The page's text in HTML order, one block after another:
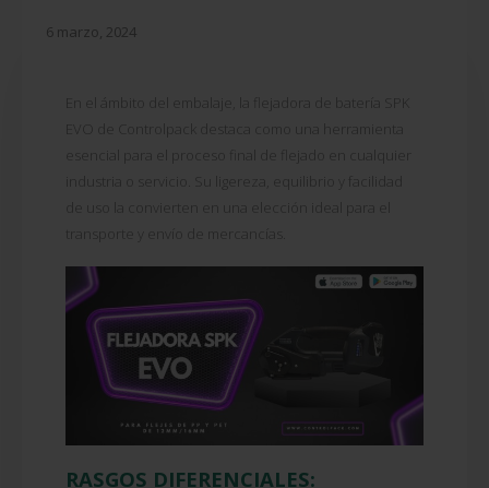
6 marzo, 2024
En el ámbito del embalaje, la flejadora de batería SPK
EVO de Controlpack destaca como una herramienta
industria o servicio. Su ligereza, equilibrio y facilidad
de uso la convierten en una elección ideal para el
transporte y envío de mercancías.
RASGOS DIFERENCIALES: